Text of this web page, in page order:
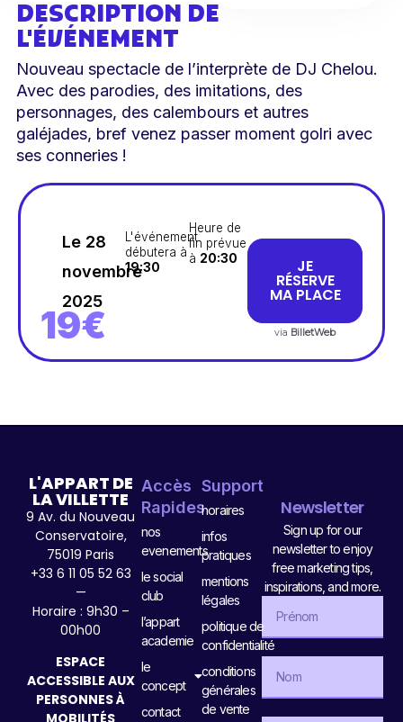
DESCRIPTION DE
L'ÉVÉNEMENT
Nouveau spectacle de l’interprète de DJ Chelou.
Avec des parodies, des imitations, des
personnages, des calembours et autres
galéjades, bref venez passer moment golri avec
ses conneries !
19€
Le 28
novembre
2025
L'événement
débutera à
19:30
Heure de
fin prévue
à 20:30 JE
RÉSERVE
MA PLACE
via BilletWeb
L'APPART DE
LA VILLETTE
9 Av. du Nouveau
Conservatoire,
75019 Paris
+33 6 11 05 52 63
—
Horaire : 9h30 –
00h00
ESPACE
ACCESSIBLE AUX
PERSONNES À
MOBILITÉS
Accès
Rapides
nos
evenements
le social
club
l’appart
academie
le
concept
contact
Support
horaires
infos
pratiques
mentions
légales
politique de
confidentialité
conditions
générales
de vente
Newsletter
Sign up for our
newsletter to enjoy
free marketing tips,
inspirations, and more.